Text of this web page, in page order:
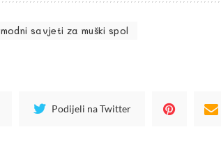
modni savjeti za muški spol
Podijeli na Twitter